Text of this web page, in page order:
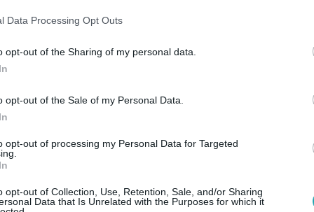
Data Processing Opt Outs
opt-out of the Sharing of my personal data.
opt-out of the Sale of my Personal Data.
opt-out of processing my Personal Data for Targeted
opt-out of Collection, Use, Retention, Sale, and/or Sharing
Data that Is Unrelated with the Purposes for which it
busz gázolta halálra az asszonyt,
indult
szerint a járműről már leszálltak az utasok, amikor a